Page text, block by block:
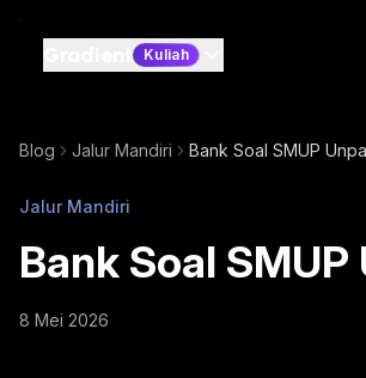
Kuliah
Blog Jalur Mandiri Bank Soal SMUP
Jalur Mandiri
Bank Soal
8 Mei 2026